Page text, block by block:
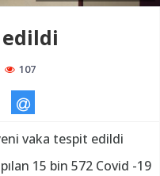
107
vaka tespit edildi
15 bin 572 Covid -19